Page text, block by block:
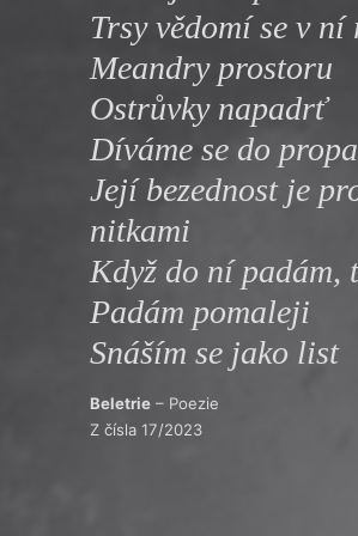
Trsy vědomí se v
Meandry prostoru
Ostrůvky napadrť
Díváme se do
Její bezednost je
nitkami
Když do ní padám,
Padám pomaleji
Snáším se jako list
Beletrie– Poezie
Z čísla 17/2023